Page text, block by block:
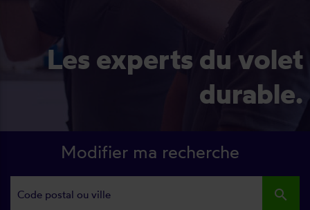
Les experts du volet
durable.
Modifier ma recherche
search